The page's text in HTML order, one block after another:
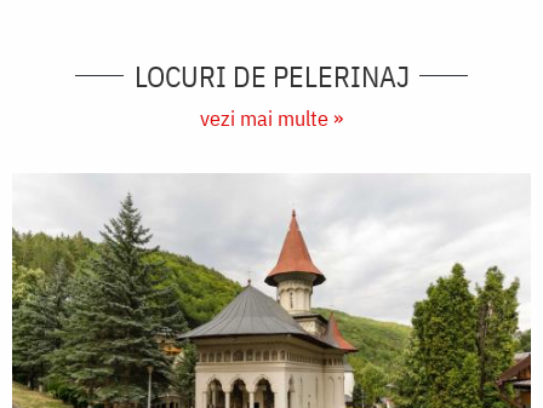
LOCURI DE PELERINAJ
vezi mai multe »